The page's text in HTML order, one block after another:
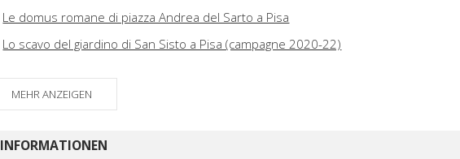
Le domus romane di piazza Andrea del Sarto a Pisa
Lo scavo del giardino di San Sisto a Pisa (campagne 2020-22)
MEHR ANZEIGEN
INFORMATIONEN